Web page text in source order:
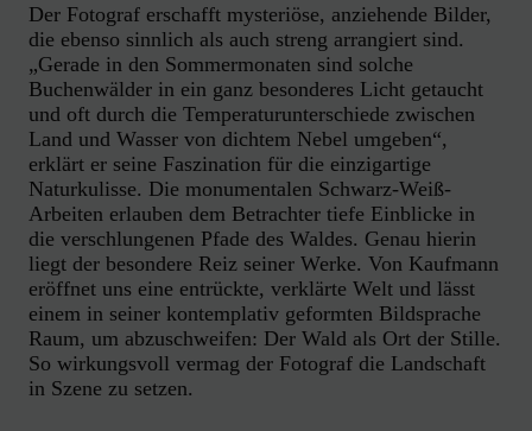
Der Fotograf erschafft mysteriöse, anziehende Bilder,
die ebenso sinnlich als auch streng arrangiert sind.
„Gerade in den Sommermonaten sind solche
Buchenwälder in ein ganz besonderes Licht getaucht
und oft durch die Temperaturunterschiede zwischen
Land und Wasser von dichtem Nebel umgeben“,
erklärt er seine Faszination für die einzigartige
Naturkulisse. Die monumentalen Schwarz-Weiß-
Arbeiten erlauben dem Betrachter tiefe Einblicke in
die verschlungenen Pfade des Waldes. Genau hierin
liegt der besondere Reiz seiner Werke. Von Kaufmann
eröffnet uns eine entrückte, verklärte Welt und lässt
einem in seiner kontemplativ geformten Bildsprache
Raum, um abzuschweifen: Der Wald als Ort der Stille.
So wirkungsvoll vermag der Fotograf die Landschaft
in Szene zu setzen.